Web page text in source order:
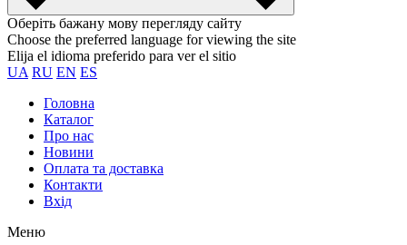
Оберіть бажану мову перегляду сайту
Choose the preferred language for viewing the site
Elija el idioma preferido para ver el sitio
UA RU EN ES
Головна
Каталог
Про нас
Новини
Оплата та доставка
Контакти
Вхiд
Меню